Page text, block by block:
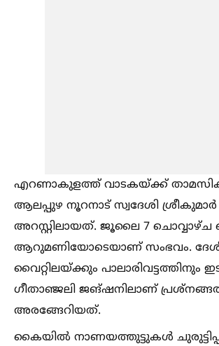
എറണാകുളത്ത് വാടകയ്ക്ക്
ആലപ്പുഴ നൂറനാട് സ്വദേശി
അറസ്റ്റിലായത്. ജൂലൈ 7 ചൊവ്വാഴ്ച
ആറുമണിയോടെയാണ് സംഭവം.
വൈറ്റിലയ്ക്കും പാലാരിവട്ടത്തിനും
ഗീതാഞ്ജലി ജങ്ഷനിലാണ്
അരങ്ങേറിയത്.
കൈയില്‍ നാണയത്തുട്ടുകള്‍